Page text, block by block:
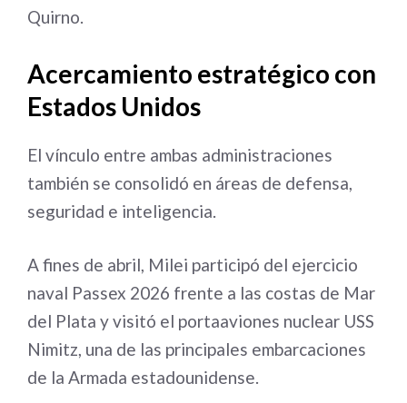
Quirno.
Acercamiento estratégico con
Estados Unidos
El vínculo entre ambas administraciones
también se consolidó en áreas de defensa,
seguridad e inteligencia.
A fines de abril, Milei participó del ejercicio
naval Passex 2026 frente a las costas de Mar
del Plata y visitó el portaaviones nuclear USS
Nimitz, una de las principales embarcaciones
de la Armada estadounidense.